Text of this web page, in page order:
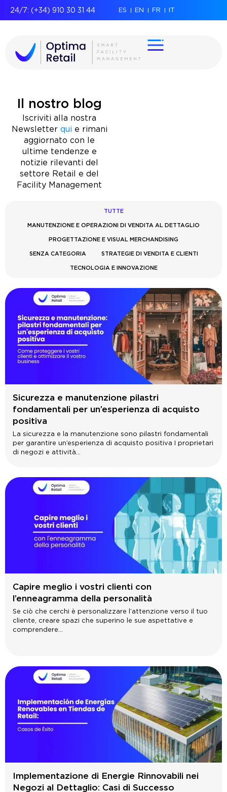
ES EN FR IT
24/7: (+34) 910 30 31 44
Il nostro blog
Iscriviti alla nostra
Newsletter qui e rimani
aggiornato con le
ultime tendenze e
notizie rilevanti del
settore Retail e del
Facility Management
MANUTENZIONE E OPERAZIONI DI VENDITA AL DETTAGLIO
PROGETTAZIONE E VISUAL MERCHANDISING
SENZA CATEGORIA
STRATEGIE DI VENDITA E CLIENTI
TECNOLOGIA E INNOVAZIONE
TUTTE
Sicurezza e manutenzione pilastri
fondamentali per un’esperienza di acquisto
positiva
La sicurezza e la manutenzione sono pilastri fondamentali
per garantire un’esperienza di acquisto positiva I proprietari
di negozi e attività...
Capire meglio i vostri clienti con
l’enneagramma della personalità
Se ciò che cerchi è personalizzare l’attenzione verso il tuo
cliente, creare spazi che superino le sue aspettative e
comprendere...
Implementazione di Energie Rinnovabili nei
Negozi al Dettaglio: Casi di Successo